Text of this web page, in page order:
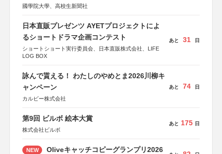
國學院大學、高校生新聞社
日本直販プレゼンツ AYETプロジェクトによ
るショートドラマ企画コンテスト
ショートショート実行委員会、日本直販株式会社、LIFE
LOG BOX
あと 31 日
詠んで貰える！ わたしのやめとま2026川柳キ
ャンペーン
カルビー株式会社
あと 74 日
第9回 ビルボ 絵本大賞
株式会社ビルボ
あと 175 日
NEW Oliveキャッチコピーグランプリ2026